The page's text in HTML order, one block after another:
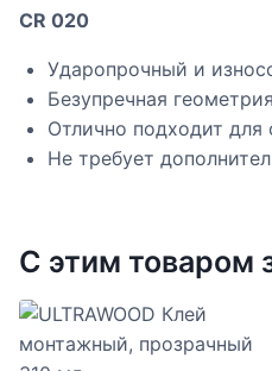
CR 020
Ударопрочный и
Безупречная
Отлично подходит
Не требует
С этим товаром